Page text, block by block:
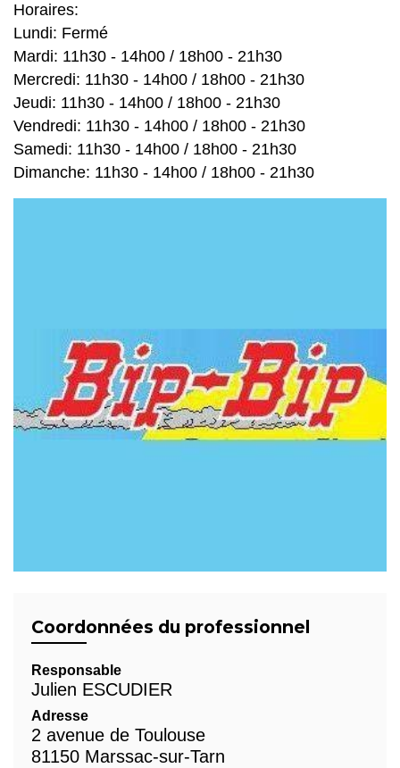
Horaires:
Lundi: Fermé
Mardi: 11h30 - 14h00 / 18h00 - 21h30
Mercredi: 11h30 - 14h00 / 18h00 - 21h30
Jeudi: 11h30 - 14h00 / 18h00 - 21h30
Vendredi: 11h30 - 14h00 / 18h00 - 21h30
Samedi: 11h30 - 14h00 / 18h00 - 21h30
Dimanche: 11h30 - 14h00 / 18h00 - 21h30
Coordonnées du professionnel
Responsable
Julien ESCUDIER
Adresse
2 avenue de Toulouse
81150 Marssac-sur-Tarn